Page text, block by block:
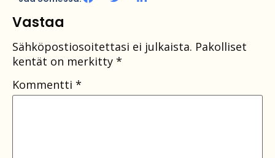
Vastaa
Sähköpostiosoitettasi ei julkaista. Pakolliset
kentät on merkitty *
Kommentti *